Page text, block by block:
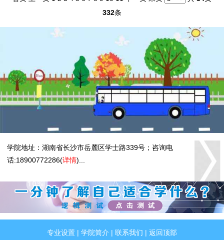
332条
学院地址：湖南省长沙市岳麓区学士路339号；咨询电
话:18900772286(详情)...
专业设置 | 学院简介 | 联系我们 | 返回顶部